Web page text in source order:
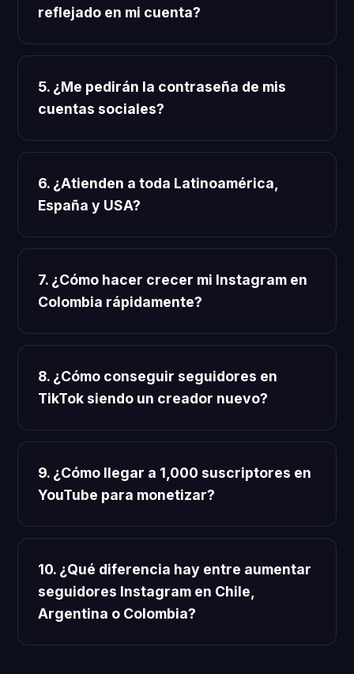
reflejado en mi cuenta?
5. ¿Me pedirán la contraseña de mis
cuentas sociales?
6. ¿Atienden a toda Latinoamérica,
España y USA?
7. ¿Cómo hacer crecer mi Instagram en
Colombia rápidamente?
8. ¿Cómo conseguir seguidores en
TikTok siendo un creador nuevo?
9. ¿Cómo llegar a 1,000 suscriptores en
YouTube para monetizar?
10. ¿Qué diferencia hay entre aumentar
seguidores Instagram en Chile,
Argentina o Colombia?